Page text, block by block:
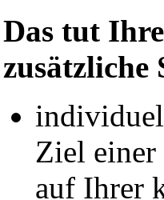
Das tut
zusätzliche
Ziel einer
auf Ihrer